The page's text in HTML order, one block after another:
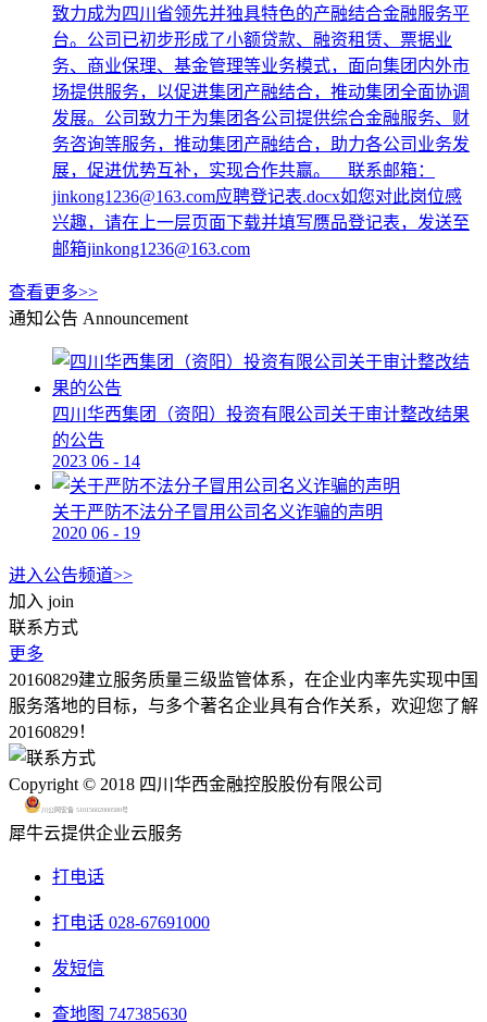
致力成为四川省领先并独具特色的产融结合金融服务平
台。公司已初步形成了小额贷款、融资租赁、票据业
务、商业保理、基金管理等业务模式，面向集团内外市
场提供服务，以促进集团产融结合，推动集团全面协调
发展。公司致力于为集团各公司提供综合金融服务、财
务咨询等服务，推动集团产融结合，助力各公司业务发
展，促进优势互补，实现合作共赢。 联系邮箱：
jinkong1236@163.com应聘登记表.docx如您对此岗位感
兴趣，请在上一层页面下载并填写赝品登记表，发送至
邮箱jinkong1236@163.com
查看更多>>
通知公告 Announcement
四川华西集团（资阳）投资有限公司关于审计整改结果
的公告
2023 06 - 14
关于严防不法分子冒用公司名义诈骗的声明
2020 06 - 19
进入公告频道>>
加入 join
联系方式
更多
20160829建立服务质量三级监管体系，在企业内率先实现中国
服务落地的目标，与多个著名企业具有合作关系，欢迎您了解
20160829！
Copyright © 2018 四川华西金融控股股份有限公司
川公网安备 51015602000580号
犀牛云提供企业云服务
打电话
打电话 028-67691000
发短信
查地图 747385630